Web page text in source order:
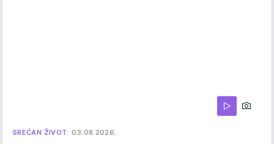
SREĆAN ŽIVOT 03.08.2026.